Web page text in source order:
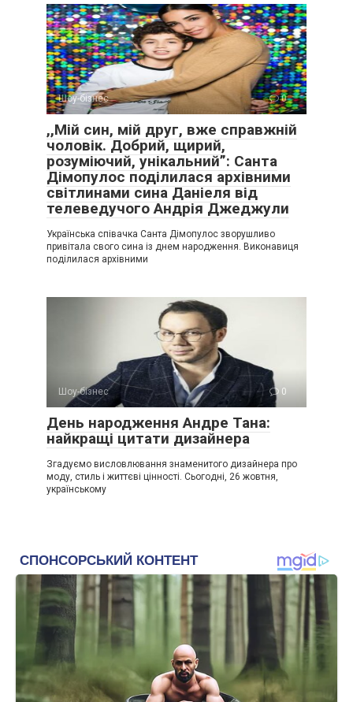
Шоу-бізнес 0
,,Мій син, мій друг, вже справжній
чоловік. Добрий, щирий,
розуміючий, унікальний”: Санта
Дімопулос поділилася архівними
світлинами сина Даніеля від
телеведучого Андрія Джеджули
Українська співачка Санта Дімопулос зворушливо
привітала свого сина із днем народження. Виконавиця
поділилася архівними
Шоу-бізнес 0
День народження Андре Тана:
найкращі цитати дизайнера
Згадуємо висловлювання знаменитого дизайнера про
моду, стиль і життєві цінності. Сьогодні, 26 жовтня,
українському